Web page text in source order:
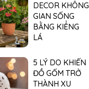
DECOR KHÔNG
GIAN SỐNG
BẰNG KIỂNG
LÁ
5 LÝ DO KHIẾN
ĐỒ GỐM TRỞ
THÀNH XU